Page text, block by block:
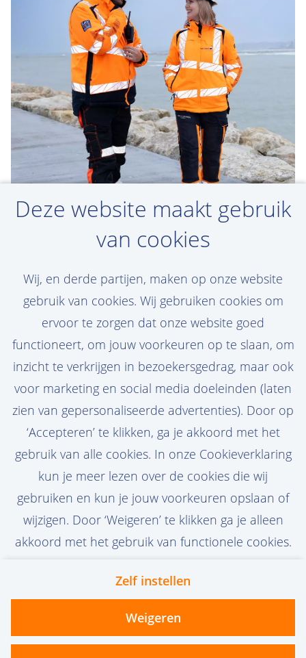
Deze website maakt gebruik
van cookies
Wij, en derde partijen, maken op onze website
gebruik van cookies. Wij gebruiken cookies om
ervoor te zorgen dat onze website goed
functioneert, om jouw voorkeuren op te slaan, om
inzicht te verkrijgen in bezoekersgedrag, maar ook
voor marketing en social media doeleinden (laten
zien van gepersonaliseerde advertenties). Door op
‘Accepteren’ te klikken, ga je akkoord met het
gebruik van alle cookies. In onze Cookieverklaring
kun je meer lezen over de cookies die wij
gebruiken en kun je jouw voorkeuren opslaan of
wijzigen. Door ‘Weigeren’ te klikken ga je alleen
akkoord met het gebruik van functionele cookies.
Zelf instellen
Weigeren
Jouw droomvacature niet gevonden? Maak
een persoonlijke jobalert aan en ontvang
de nieuwste vacatures in je mail!
Stel job alert in
Privacy
vanoord.com